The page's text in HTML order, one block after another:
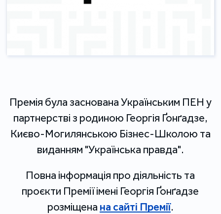
Премія була заснована Українським ПЕН у
партнерстві з родиною Георгія Ґонґадзе,
Києво-Могилянською Бізнес-Школою та
виданням "Українська правда".
Повна інформація про діяльність та
проєкти Премії імені Георгія Ґонґадзе
розміщена на сайті Премії.